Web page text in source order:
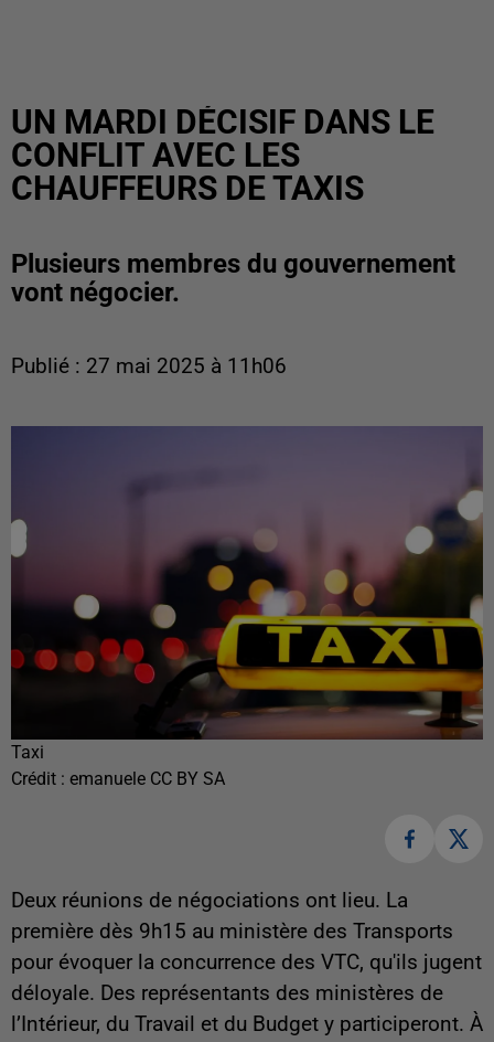
UN MARDI DÉCISIF DANS LE
CONFLIT AVEC LES
CHAUFFEURS DE TAXIS
Plusieurs membres du gouvernement
vont négocier.
Publié : 27 mai 2025 à 11h06
Taxi
Crédit : emanuele CC BY SA
Deux réunions de négociations ont lieu. La
première dès 9h15 au ministère des Transports
pour évoquer la concurrence des VTC, qu'ils jugent
déloyale. Des représentants des ministères de
l’Intérieur, du Travail et du Budget y participeront. À